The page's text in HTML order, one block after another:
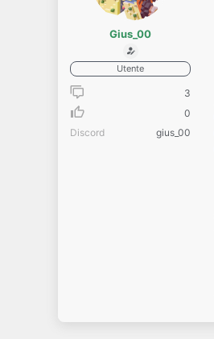
Gius_00
Utente
3
0
Discord
gius_00